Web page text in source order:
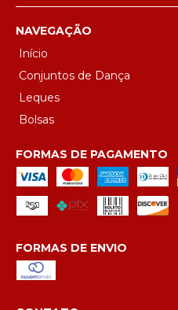
NAVEGAÇÃO
Início
Conjuntos de Dança
Leques
Bolsas
FORMAS DE PAGAMENTO
FORMAS DE ENVIO